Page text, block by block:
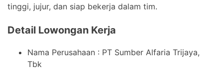
tinggi, jujur, dan siap bekerja dalam tim.
Detail Lowongan Kerja
Nama Perusahaan : PT Sumber Alfaria Trijaya,
Tbk